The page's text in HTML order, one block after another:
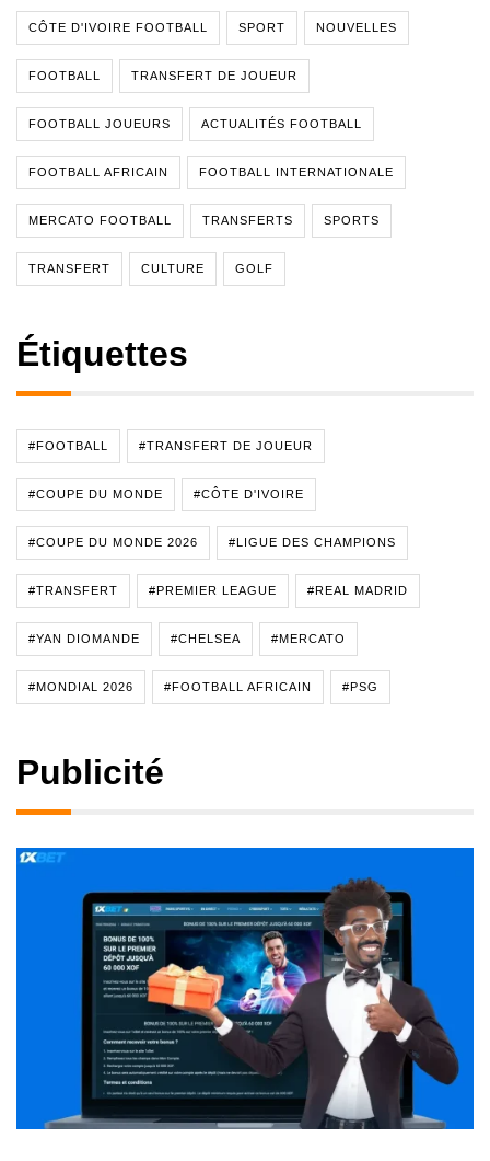
CÔTE D'IVOIRE FOOTBALL SPORT NOUVELLES
FOOTBALL TRANSFERT DE JOUEUR
FOOTBALL JOUEURS ACTUALITÉS FOOTBALL
FOOTBALL AFRICAIN FOOTBALL INTERNATIONALE
MERCATO FOOTBALL TRANSFERTS SPORTS
TRANSFERT CULTURE GOLF
Étiquettes
#FOOTBALL #TRANSFERT DE JOUEUR
#COUPE DU MONDE #CÔTE D'IVOIRE
#COUPE DU MONDE 2026 #LIGUE DES CHAMPIONS
#TRANSFERT #PREMIER LEAGUE #REAL MADRID
#YAN DIOMANDE #CHELSEA #MERCATO
#MONDIAL 2026 #FOOTBALL AFRICAIN #PSG
Publicité